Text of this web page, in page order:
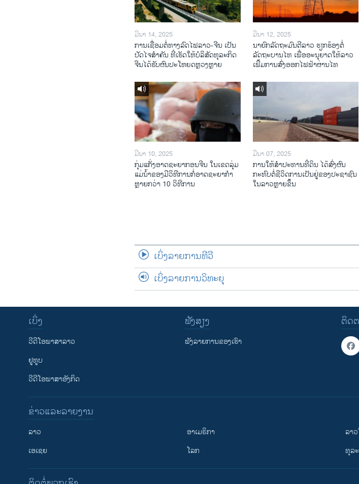
ມີນາ 14, 2025
ການເຊື່ອມຕໍ່ທາງລົດໄຟລາວ-ຈີນ ເປັນ
ປັດໄຈສໍາຄັນ ທີ່ເຮັດໃຫ້ບໍລິສັດທຸລະກິດ
ຈີນໄດ້ຮັບຜົນປະໂຫຍດຫຼວງຫຼາຍ
ມີນາ 12, 2025
ນາຍົກລັດຖະມົນຕີລາວ ຮຽກຮ້ອງຕໍ່
ລັດຖະບານໄທ ເພື່ອອະນຸຍາດໃຫ້ລາວ
ເພີ້ມການສົ່ງອອກໄຟຟ້າຜ່ານໄທ
ມີນາ 10, 2025
ກຸ່ມແກັ່ງອາດຊະຍາກອນຈີນ ໃນເຂດລຸ່ມ
ແມ່ນໍ້າຂອງມີວິທີການກໍ່ອາດຊະຍາກຳ
ຫຼາຍກວ່າ 10 ວິທີການ
ມີນາ 07, 2025
ການໃຫ້ສໍາປະທານທີ່ດິນ ໄດ້ສົ່ງຜົນ
ກະທົບຕໍ່ຊີວິດການເປັນຢູ່ຂອງປະຊາຊົນ
ໃນລາວຫຼາຍຂຶ້ນ
ເບິ່ງລາຍການທີວີ
ເບິ່ງລາຍການວິທະຍຸ
ຕິດ
ເບິ່ງ
ວີດີໂອພາສາລາວ
ຢູທູບ
ວີດີໂອພາສາອັງກິດ
ຟັງສຽງ
ຟັງລາຍການຂອງເຮົາ
ຂ່າວແລະລາຍງານ
ລາວ
ເອເຊຍ
ອາເມຣິກາ
ໂລກ
ລາ
ທຸລ